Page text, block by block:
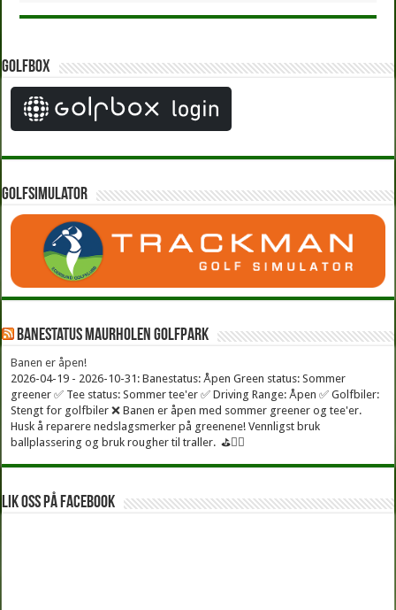
Golfbox
Golfsimulator
Banestatus Maurholen Golfpark
Banen er åpen!
2026-04-19 - 2026-10-31: Banestatus: Åpen Green status: Sommer
greener ✅ Tee status: Sommer tee'er ✅ Driving Range: Åpen ✅ Golfbiler:
Stengt for golfbiler ❌ Banen er åpen med sommer greener og tee'er.
Husk å reparere nedslagsmerker på greenene! Vennligst bruk
ballplassering og bruk rougher til traller. ⛳🏌️‍♂
Lik oss på facebook